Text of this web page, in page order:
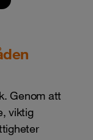
Genom att
viktig